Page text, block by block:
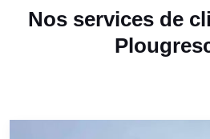
Nos services de